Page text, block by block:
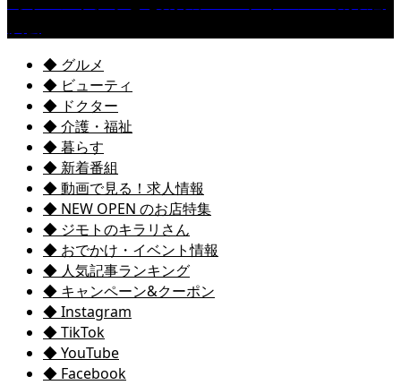
◆ グルメ
◆ ビューティ
◆ ドクター
◆ 介護・福祉
◆ 暮らす
◆ 新着番組
◆ 動画で見る！求人情報
◆ NEW OPEN のお店特集
◆ ジモトのキラリさん
◆ おでかけ・イベント情報
◆ 人気記事ランキング
◆ キャンペーン&クーポン
◆ Instagram
◆ TikTok
◆ YouTube
◆ Facebook